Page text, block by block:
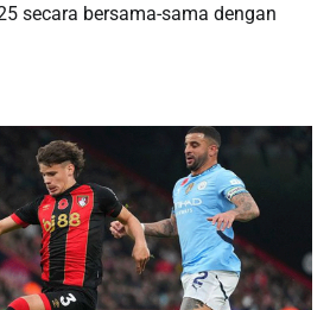
secara bersama-sama dengan